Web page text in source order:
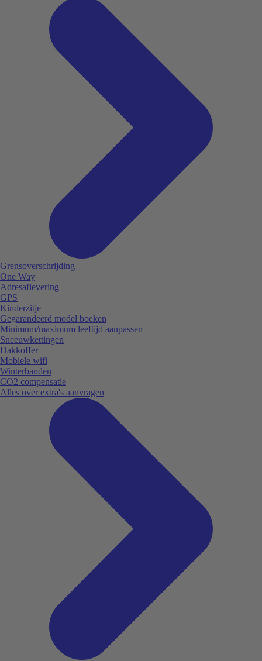
Grensoverschrijding
One Way
Adresaflevering
GPS
Kinderzitje
Gegarandeerd model boeken
Minimum/maximum leeftijd aanpassen
Sneeuwkettingen
Dakkoffer
Mobiele wifi
Winterbanden
CO2 compensatie
Alles over extra's aanvragen